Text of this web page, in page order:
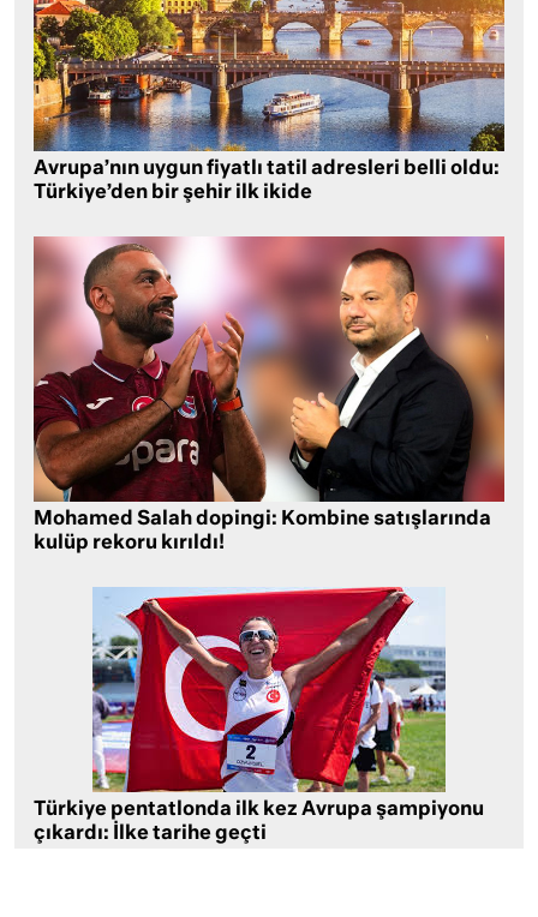
Avrupa’nın uygun fiyatlı tatil adresleri belli oldu:
Türkiye’den bir şehir ilk ikide
Mohamed Salah dopingi: Kombine satışlarında
kulüp rekoru kırıldı!
Türkiye pentatlonda ilk kez Avrupa şampiyonu
çıkardı: İlke tarihe geçti